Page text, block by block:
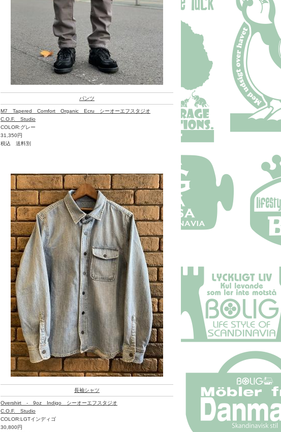
パンツ
M7 Tapered Comfort Organic Ecru シーオーエフスタジオ
C.O.F. Studio
COLOR:グレー
31,350円
税込 送料別
長袖シャツ
Overshirt - 9oz Indigo シーオーエフスタジオ
C.O.F. Studio
COLOR:LGTインディゴ
30,800円